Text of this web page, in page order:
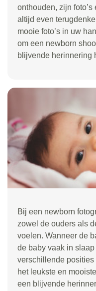
onthouden, zijn
altijd even
mooie foto’s in uw
om een newborn
blijvende herinnering
Bij een newborn
zowel de ouders als
voelen. Wanneer de
de baby vaak in
verschillende
het leukste en
een blijvende